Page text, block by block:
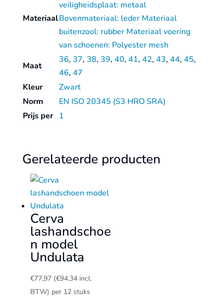
Materiaal
veiligheidsplaat: metaal
Bovenmateriaal: leder Materiaal
buitenzool: rubber Materiaal voering
van schoenen: Polyester mesh
Maat
36, 37, 38, 39, 40, 41, 42, 43, 44, 45,
46, 47
Kleur
Zwart
Norm
EN ISO 20345 (S3 HRO SRA)
Prijs per
1
Gerelateerde producten
Cerva
lashandschoe
n model
Undulata
€77,97 (€94,34incl.
BTW) per 12 stuks